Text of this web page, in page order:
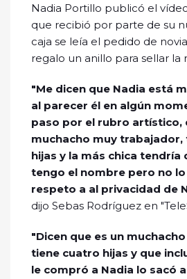
Nadia Portillo publicó el
que recibió por parte de su
caja se leía el pedido de
regalo un anillo para sellar la
"Me dicen que Nadia está
al parecer él en algún
paso por el rubro artístico,
muchacho muy trabajador,
hijas y la más chica tendría
tengo el nombre pero no
respeto a al privacidad de
dijo Sebas Rodríguez en
"Dicen que es un
tiene cuatro hijas y que
le compró a Nadia lo sacó